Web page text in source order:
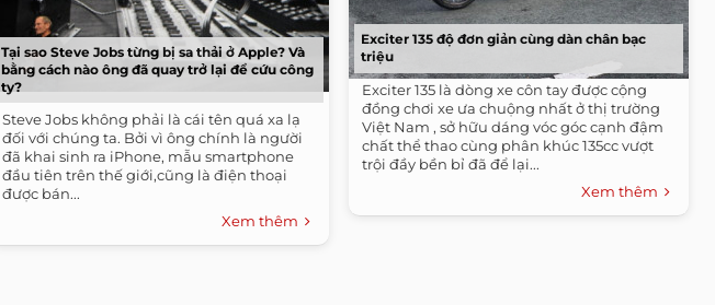
Tại sao Steve Jobs từng bị sa thải ở Apple? Và
bằng cách nào ông đã quay trở lại để cứu công
ty?
Steve Jobs không phải là cái tên quá xa lạ
đối với chúng ta. Bởi vì ông chính là người
đã khai sinh ra iPhone, mẫu smartphone
đầu tiên trên thế giới,cũng là điện thoại
được bán...
Xem thêm
Exciter 135 độ đơn giản cùng dàn chân bạc
triệu
Exciter 135 là dòng xe côn tay được cộng
đồng chơi xe ưa chuộng nhất ở thị trường
Việt Nam , sở hữu dáng vóc góc cạnh đậm
chất thể thao cùng phân khúc 135cc vượt
trội đầy bền bỉ đã để lại...
Xem thêm